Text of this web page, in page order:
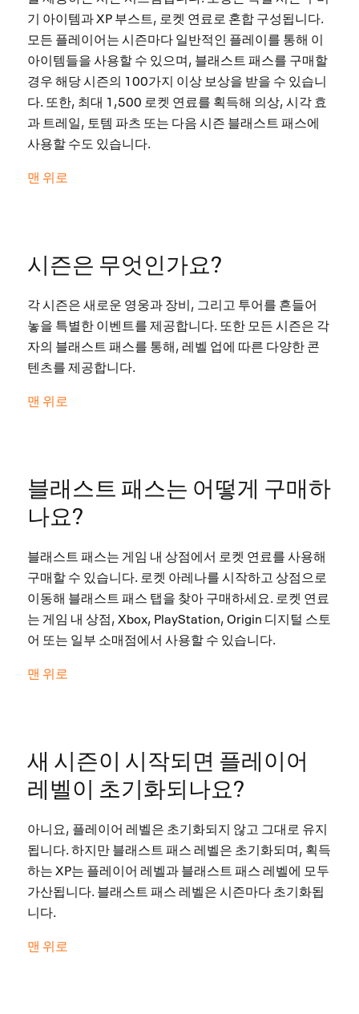
기 아이템과 XP 부스트, 로켓 연료로 혼합 구성됩니다.
모든 플레이어는 시즌마다 일반적인 플레이를 통해 이
아이템들을 사용할 수 있으며, 블래스트 패스를 구매할
경우 해당 시즌의 100가지 이상 보상을 받을 수 있습니
다. 또한, 최대 1,500 로켓 연료를 획득해 의상, 시각 효
과 트레일, 토템 파츠 또는 다음 시즌 블래스트 패스에
사용할 수도 있습니다.
맨 위로
시즌은 무엇인가요?
각 시즌은 새로운 영웅과 장비, 그리고 투어를 흔들어
놓을 특별한 이벤트를 제공합니다. 또한 모든 시즌은 각
자의 블래스트 패스를 통해, 레벨 업에 따른 다양한 콘
텐츠를 제공합니다.
맨 위로
블래스트 패스는 어떻게 구매하
나요?
블래스트 패스는 게임 내 상점에서 로켓 연료를 사용해
구매할 수 있습니다. 로켓 아레나를 시작하고 상점으로
이동해 블래스트 패스 탭을 찾아 구매하세요. 로켓 연료
는 게임 내 상점, Xbox, PlayStation, Origin 디지털 스토
어 또는 일부 소매점에서 사용할 수 있습니다.
맨 위로
새 시즌이 시작되면 플레이어
레벨이 초기화되나요?
아니요, 플레이어 레벨은 초기화되지 않고 그대로 유지
됩니다. 하지만 블래스트 패스 레벨은 초기화되며, 획득
하는 XP는 플레이어 레벨과 블래스트 패스 레벨에 모두
가산됩니다. 블래스트 패스 레벨은 시즌마다 초기화됩
니다.
맨 위로